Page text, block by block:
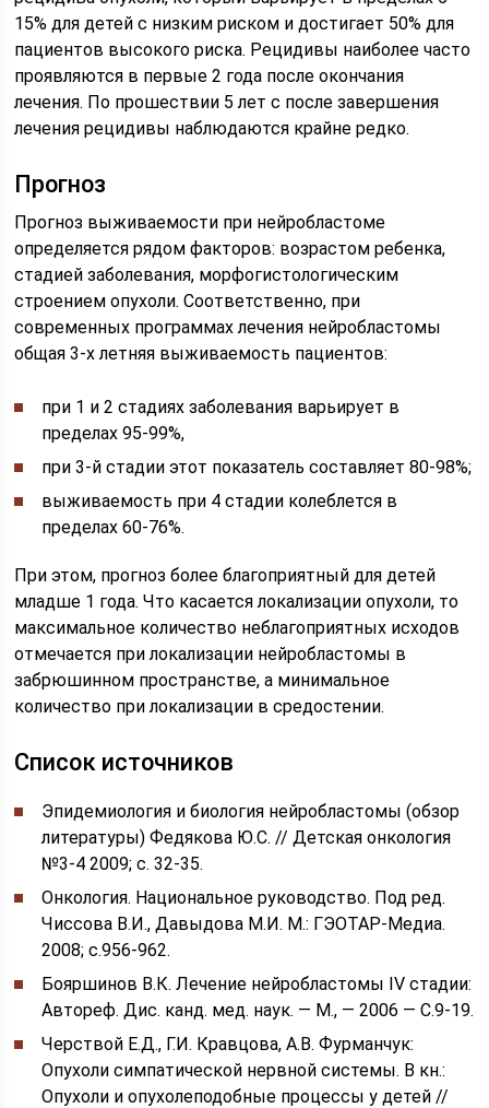
15% для детей с низким риском и достигает 50% для
пациентов высокого риска. Рецидивы наиболее часто
проявляются в первые 2 года после окончания
лечения. По прошествии 5 лет с после завершения
лечения рецидивы наблюдаются крайне редко.
Прогноз
Прогноз выживаемости при нейробластоме
определяется рядом факторов: возрастом ребенка,
стадией заболевания, морфогистологическим
строением опухоли. Соответственно, при
современных программах лечения нейробластомы
общая 3-х летняя выживаемость пациентов:
при 1 и 2 стадиях заболевания варьирует в
пределах 95-99%,
при 3-й стадии этот показатель составляет 80-98%;
выживаемость при 4 стадии колеблется в
пределах 60-76%.
При этом, прогноз более благоприятный для детей
младше 1 года. Что касается локализации опухоли, то
максимальное количество неблагоприятных исходов
отмечается при локализации нейробластомы в
забрюшинном пространстве, а минимальное
количество при локализации в средостении.
Список источников
Эпидемиология и биология нейробластомы (обзор
литературы) Федякова Ю.С. // Детская онкология
№3-4 2009; с. 32-35.
Онкология. Национальное руководство. Под ред.
Чиссова В.И., Давыдова М.И. М.: ГЭОТАР-Медиа.
2008; с.956-962.
Бояршинов В.К. Лечение нейробластомы IV стадии:
Автореф. Дис. канд. мед. наук. — М., — 2006 — С.9-19.
Черствой Е.Д., Г.И. Кравцова, А.В. Фурманчук:
Опухоли симпатической нервной системы. В кн.:
Опухоли и опухолеподобные процессы у детей //